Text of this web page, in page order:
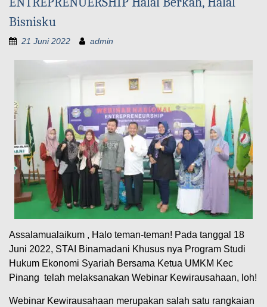
Bisnisku
21 Juni 2022 admin
Assalamualaikum , Halo teman-teman! Pada tanggal 18
Juni 2022, STAI Binamadani Khusus nya Program Studi
Hukum Ekonomi Syariah Bersama Ketua UMKM Kec
Pinang telah melaksanakan Webinar Kewirausahaan, loh!
Webinar Kewirausahaan merupakan salah satu rangkaian